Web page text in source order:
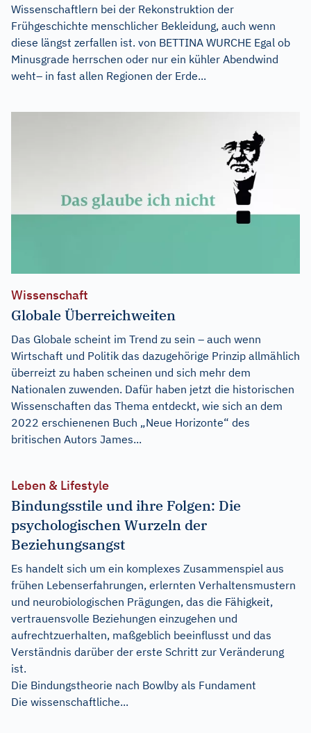
Wissenschaftlern bei der Rekonstruktion der
Frühgeschichte menschlicher Bekleidung, auch wenn
diese längst zerfallen ist. von BETTINA WURCHE Egal ob
Minusgrade herrschen oder nur ein kühler Abendwind
weht– in fast allen Regionen der Erde...
Wissenschaft
Globale Überreichweiten
Das Globale scheint im Trend zu sein – auch wenn
Wirtschaft und Politik das dazugehörige Prinzip allmählich
überreizt zu haben scheinen und sich mehr dem
Nationalen zuwenden. Dafür haben jetzt die historischen
Wissenschaften das Thema entdeckt, wie sich an dem
2022 erschienenen Buch „Neue Horizonte“ des
britischen Autors James...
Leben & Lifestyle
Bindungsstile und ihre Folgen: Die
psychologischen Wurzeln der
Beziehungsangst
Es handelt sich um ein komplexes Zusammenspiel aus
frühen Lebenserfahrungen, erlernten Verhaltensmustern
und neurobiologischen Prägungen, das die Fähigkeit,
vertrauensvolle Beziehungen einzugehen und
aufrechtzuerhalten, maßgeblich beeinflusst und das
Verständnis darüber der erste Schritt zur Veränderung
ist.
Die Bindungstheorie nach Bowlby als Fundament
Die wissenschaftliche...